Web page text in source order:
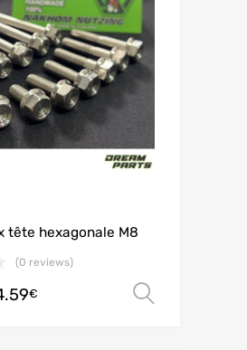
tête hexagonale M8
(0 reviews)
€